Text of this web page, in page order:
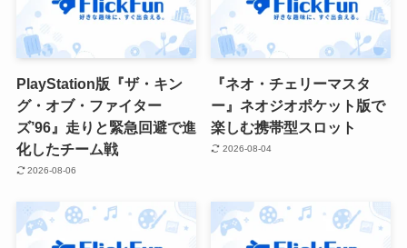
PlayStation版『ザ・キン
グ・オブ・ファイター
ズ’96』走りと緊急回避で進
化したチーム戦
2026-08-06
『ネオ・チェリーマスタ
ー』ネオジオポケット版で
楽しむ携帯型スロット
2026-08-04